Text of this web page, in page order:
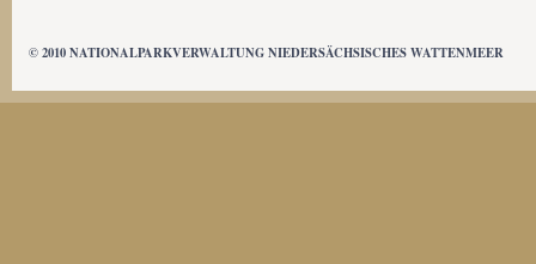
n
© 2010 NATIONALPARKVERWALTUNG NIEDERSÄCHSISCHES WATTENMEER